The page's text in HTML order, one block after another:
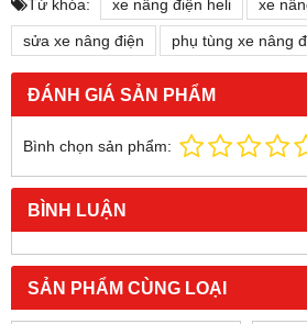
Từ khóa: xe nâng điện heli xe
sửa xe nâng điện phụ tùng xe nâng
ĐÁNH GIÁ SẢN PHẨM
Bình chọn sản phẩm:
BÌNH LUẬN
SẢN PHẨM CÙNG LOẠI